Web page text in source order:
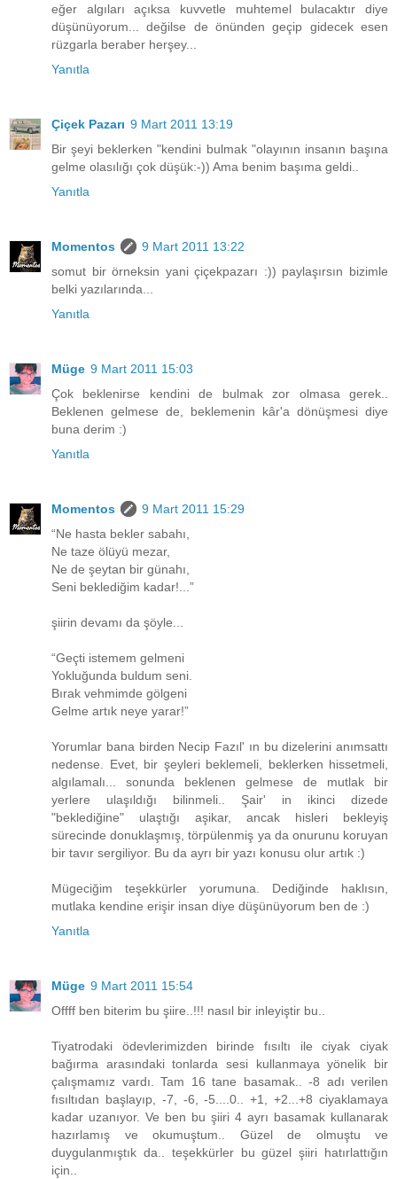
eğer algıları açıksa kuvvetle muhtemel bulacaktır diye
düşünüyorum... değilse de önünden geçip gidecek esen
rüzgarla beraber herşey...
Yanıtla
Çiçek Pazarı 9 Mart 2011 13:19
Bir şeyi beklerken "kendini bulmak "olayının insanın başına
gelme olasılığı çok düşük:-)) Ama benim başıma geldi..
Yanıtla
Momentos
9 Mart 2011 13:22
somut bir örneksin yani çiçekpazarı :)) paylaşırsın bizimle
belki yazılarında...
Yanıtla
Müge 9 Mart 2011 15:03
Çok beklenirse kendini de bulmak zor olmasa gerek..
Beklenen gelmese de, beklemenin kâr'a dönüşmesi diye
buna derim :)
Yanıtla
Momentos
9 Mart 2011 15:29
“Ne hasta bekler sabahı,
Ne taze ölüyü mezar,
Ne de şeytan bir günahı,
Seni beklediğim kadar!...”
şiirin devamı da şöyle...
“Geçti istemem gelmeni
Yokluğunda buldum seni.
Bırak vehmimde gölgeni
Gelme artık neye yarar!”
Yorumlar bana birden Necip Fazıl' ın bu dizelerini anımsattı
nedense. Evet, bir şeyleri beklemeli, beklerken hissetmeli,
algılamalı... sonunda beklenen gelmese de mutlak bir
yerlere ulaşıldığı bilinmeli.. Şair' in ikinci dizede
"beklediğine" ulaştığı aşikar, ancak hisleri bekleyiş
sürecinde donuklaşmış, törpülenmiş ya da onurunu koruyan
bir tavır sergiliyor. Bu da ayrı bir yazı konusu olur artık :)
Mügeciğim teşekkürler yorumuna. Dediğinde haklısın,
mutlaka kendine erişir insan diye düşünüyorum ben de :)
Yanıtla
Müge 9 Mart 2011 15:54
Offff ben biterim bu şiire..!!! nasıl bir inleyiştir bu..
Tiyatrodaki ödevlerimizden birinde fısıltı ile ciyak ciyak
bağırma arasındaki tonlarda sesi kullanmaya yönelik bir
çalışmamız vardı. Tam 16 tane basamak.. -8 adı verilen
fısıltıdan başlayıp, -7, -6, -5....0.. +1, +2...+8 ciyaklamaya
kadar uzanıyor. Ve ben bu şiiri 4 ayrı basamak kullanarak
hazırlamış ve okumuştum.. Güzel de olmuştu ve
duygulanmıştık da.. teşekkürler bu güzel şiiri hatırlattığın
için..